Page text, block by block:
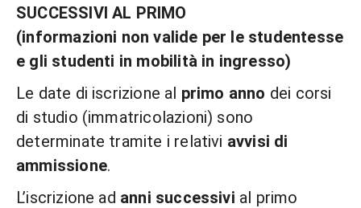
SUCCESSIVI AL PRIMO
(informazioni non valide per le studentesse
e gli studenti in mobilità in ingresso)
Le date di iscrizione al primo anno dei corsi
di studio (immatricolazioni) sono
determinate tramite i relativi avvisi di
ammissione.
L’iscrizione ad anni successivi al primo